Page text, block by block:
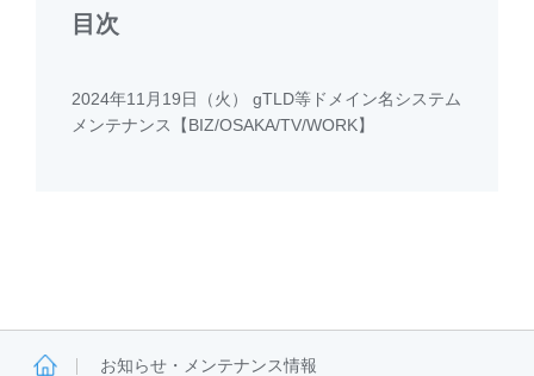
目次
2024年11月19日（火） gTLD等ドメイン名システム
メンテナンス【BIZ/OSAKA/TV/WORK】
お知らせ・メンテナンス情報